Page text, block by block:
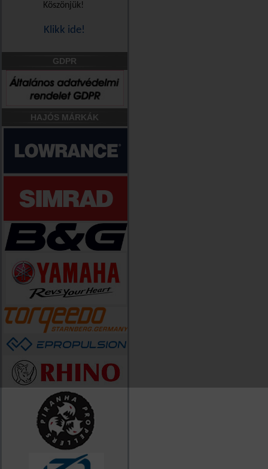
Köszönjük!
Klikk ide!
GDPR
HAJÓS MÁRKÁK